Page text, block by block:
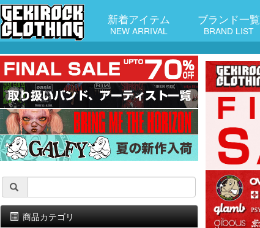
新着アイテム
NEW ARRIVAL
ブランド一覧
BRAND LIST
商品カテゴリ